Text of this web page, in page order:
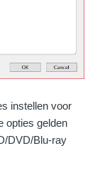
instellen voor
opties gelden
DVD/Blu-ray